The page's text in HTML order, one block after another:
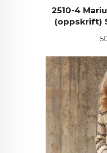
2510-4
(oppskrift)